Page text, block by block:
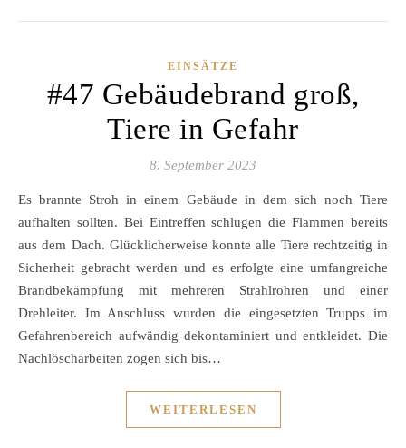
EINSÄTZE
#47 Gebäudebrand groß,
Tiere in Gefahr
8. September 2023
Es brannte Stroh in einem Gebäude in dem sich noch Tiere
aufhalten sollten. Bei Eintreffen schlugen die Flammen bereits
aus dem Dach. Glücklicherweise konnte alle Tiere rechtzeitig in
Sicherheit gebracht werden und es erfolgte eine umfangreiche
Brandbekämpfung mit mehreren Strahlrohren und einer
Drehleiter. Im Anschluss wurden die eingesetzten Trupps im
Gefahrenbereich aufwändig dekontaminiert und entkleidet. Die
Nachlöscharbeiten zogen sich bis…
WEITERLESEN